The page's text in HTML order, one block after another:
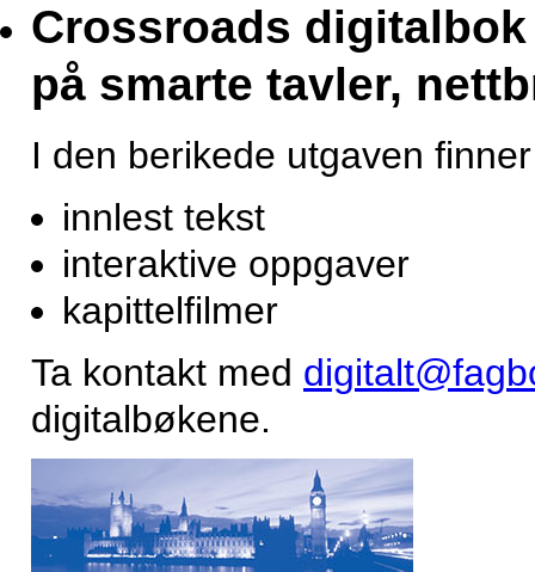
Crossroads
på smarte tavler,
I den berikede utgaven
innlest tekst
interaktive oppgaver
kapittelfilmer
Ta kontakt med
digitalbøkene.